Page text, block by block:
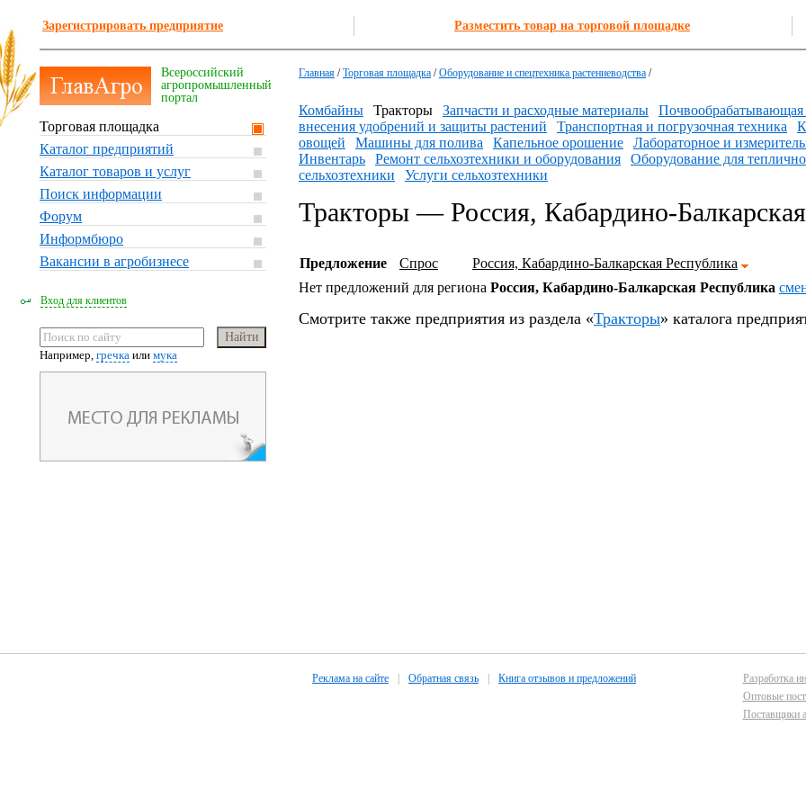
Зарегистрировать предприятие Разместить товар на торговой площадке
Всероссийский
агропромышленный
портал
Торговая площадка
Каталог предприятий
Каталог товаров и услуг
Поиск информации
Форум
Информбюро
Вакансии в агробизнесе
Вход для клиентов
Например, гречка или мука
Главная /Торговая площадка /Оборудование и спецтехника растениеводства /
Комбайны Тракторы Запчасти и расходные материалы Почвообрабатывающая
внесения удобрений и защиты растений
Транспортная и погрузочная техника
овощей
Машины для полива Капельное орошение Лабораторное и
Инвентарь
Ремонт сельхозтехники и оборудования Оборудование для
сельхозтехники
Услуги сельхозтехники
Тракторы — Россия, Кабардино-
Предложение
Спрос
Россия, Кабардино-Балкарская Республика
Нет предложений для региона Россия, Кабардино-Балкарская Республика
Смотрите также предприятия из раздела «Тракторы» каталога
Реклама на сайте Обратная связь Книга отзывов и предложений
Разработка
Оптовые
Поставщики